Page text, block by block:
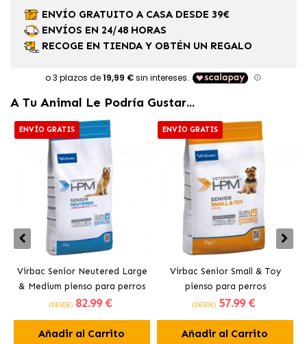
ENVÍO GRATUITO A CASA DESDE 39€
ENVÍOS EN 24/48 HORAS
RECOGE EN TIENDA Y OBTÉN UN REGALO
A Tu Animal Le Podría Gustar...
ENVÍO GRATIS
Virbac Senior Neutered Large
& Medium pienso para perros
(DESDE) 82.99 €
Añadir al Carrito
ENVÍO GRATIS
Virbac Senior Small & Toy
pienso para perros
(DESDE) 57.99 €
Añadir al Carrito